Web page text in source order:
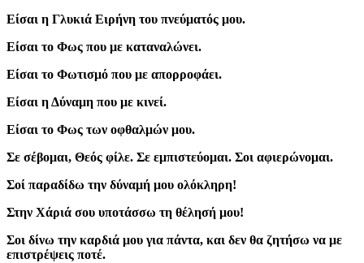
Είσαι η Γλυκιά Ειρήνη του πνεύματός μου.
Είσαι το Φως που με καταναλώνει.
Είσαι το Φωτισμό που με απορροφάει.
Είσαι η Δύναμη που με κινεί.
Είσαι το Φως των οφθαλμών μου.
Σε σέβομαι, Θεός φίλε. Σε εμπιστεύομαι. Σοι αφιερώνομαι.
Σοί παραδίδω την δύναμή μου ολόκληρη!
Στην Χάριά σου υποτάσσω τη θέλησή μου!
Σοι δίνω την καρδιά μου για πάντα, και δεν θα ζητήσω να με
επιστρέψεις ποτέ.